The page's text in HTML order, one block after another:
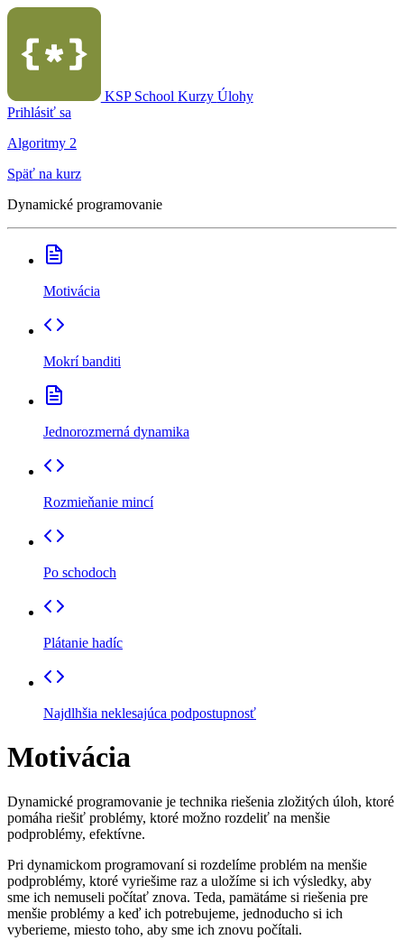
KSP School Kurzy Úlohy
Prihlásiť sa
Algoritmy 2
Späť na kurz
Dynamické programovanie
Motivácia
Mokrí banditi
Jednorozmerná dynamika
Rozmieňanie mincí
Po schodoch
Plátanie hadíc
Najdlhšia neklesajúca podpostupnosť
Motivácia
Dynamické programovanie je technika riešenia zložitých úloh, ktoré
pomáha riešiť problémy, ktoré možno rozdeliť na menšie
podproblémy, efektívne.
Pri dynamickom programovaní si rozdelíme problém na menšie
podproblémy, ktoré vyriešime raz a uložíme si ich výsledky, aby
sme ich nemuseli počítať znova. Teda, pamätáme si riešenia pre
menšie problémy a keď ich potrebujeme, jednoducho si ich
vyberieme, miesto toho, aby sme ich znovu počítali.